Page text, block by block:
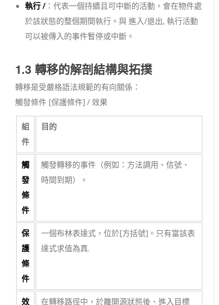
執行 / ：代表一個持續且可中斷的活動，會在物件處
於該狀態的整個期間執行。與進入/退出,執行活動
可以被傳入的事件暫停或中斷。
1.3 轉移的解剖結構與拓撲
轉移是受嚴格語法規範的有向關係：
觸發條件 [保護條件] / 效果
組
件
目的
觸
發
條
件
觸發轉移的事件（例如：方法調用、信號、
時間到期）。
保
護
條
件
一個布林表達式，位於[方括號] 。只有當該表
達式求值為真.
效 在轉移路徑中，於離開源狀態後、進入目標